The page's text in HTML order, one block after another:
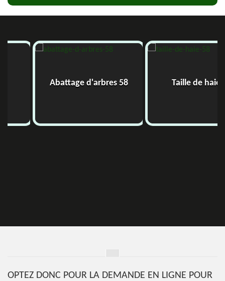
Abattage d'arbres 58 Taille de haie
OPTEZ DONC POUR LA DEMANDE EN LIGNE POUR